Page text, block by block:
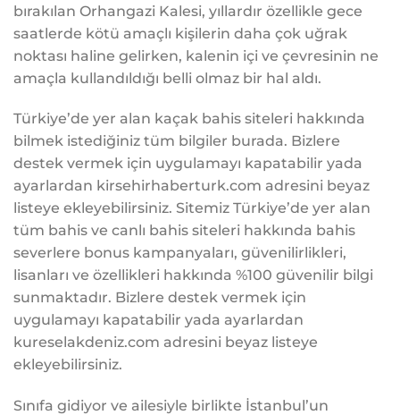
bırakılan Orhangazi Kalesi, yıllardır özellikle gece
saatlerde kötü amaçlı kişilerin daha çok uğrak
noktası haline gelirken, kalenin içi ve çevresinin ne
amaçla kullandıldığı belli olmaz bir hal aldı.
Türkiye’de yer alan kaçak bahis siteleri hakkında
bilmek istediğiniz tüm bilgiler burada. Bizlere
destek vermek için uygulamayı kapatabilir yada
ayarlardan kirsehirhaberturk.com adresini beyaz
listeye ekleyebilirsiniz. Sitemiz Türkiye’de yer alan
tüm bahis ve canlı bahis siteleri hakkında bahis
severlere bonus kampanyaları, güvenilirlikleri,
lisanları ve özellikleri hakkında %100 güvenilir bilgi
sunmaktadır. Bizlere destek vermek için
uygulamayı kapatabilir yada ayarlardan
kureselakdeniz.com adresini beyaz listeye
ekleyebilirsiniz.
Sınıfa gidiyor ve ailesiyle birlikte İstanbul’un